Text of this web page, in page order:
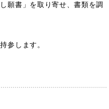
願書」を取り寄せ、書類を調
参します。